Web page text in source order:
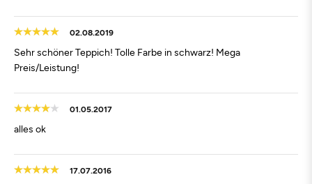
02.08.2019
Sehr schöner Teppich! Tolle Farbe in schwarz! Mega
Preis/Leistung!
01.05.2017
alles ok
17.07.2016